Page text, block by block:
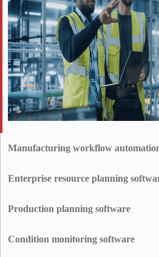
Manufacturing workflow
equipo de experimentados experimentado
herramientas digitales que rastrean las
Enterprise resource planning
operativas diarias y consolidan la
ventas, marketing, distribución finanzas,
Production planning software
una planificación precisa y planificación
ingenieros dominan el software de
Condition monitoring software